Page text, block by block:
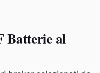
Batterie al